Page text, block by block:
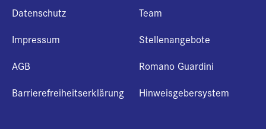
Datenschutz
Impressum
AGB
Barrierefreiheitserklärung
Team
Stellenangebote
Romano Guardini
Hinweisgebersystem